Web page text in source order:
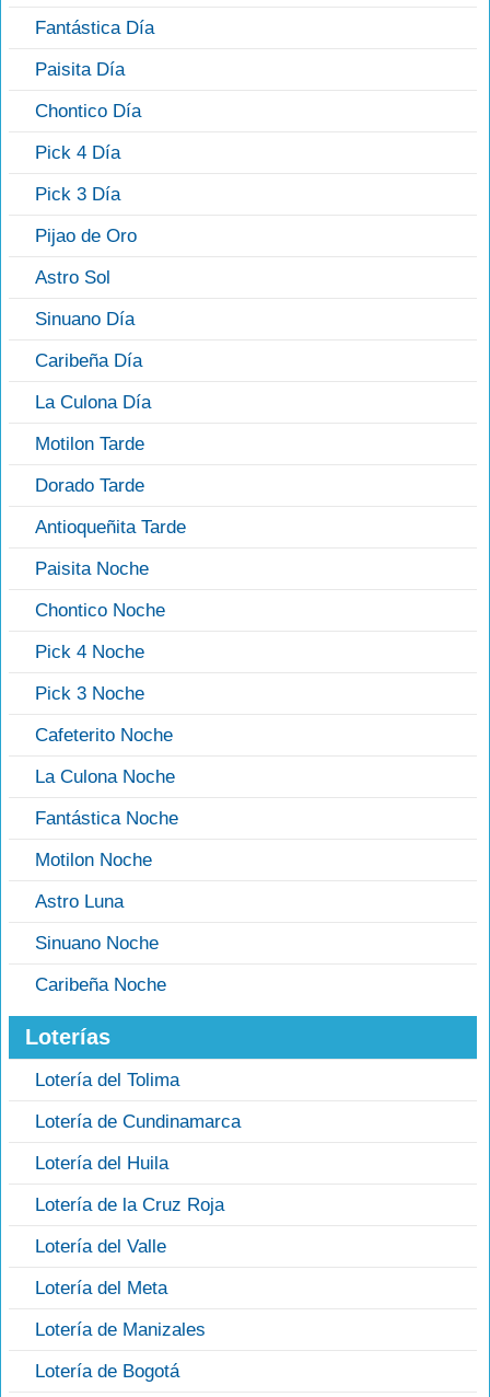
Fantástica Día
Paisita Día
Chontico Día
Pick 4 Día
Pick 3 Día
Pijao de Oro
Astro Sol
Sinuano Día
Caribeña Día
La Culona Día
Motilon Tarde
Dorado Tarde
Antioqueñita Tarde
Paisita Noche
Chontico Noche
Pick 4 Noche
Pick 3 Noche
Cafeterito Noche
La Culona Noche
Fantástica Noche
Motilon Noche
Astro Luna
Sinuano Noche
Caribeña Noche
Loterías
Lotería del Tolima
Lotería de Cundinamarca
Lotería del Huila
Lotería de la Cruz Roja
Lotería del Valle
Lotería del Meta
Lotería de Manizales
Lotería de Bogotá